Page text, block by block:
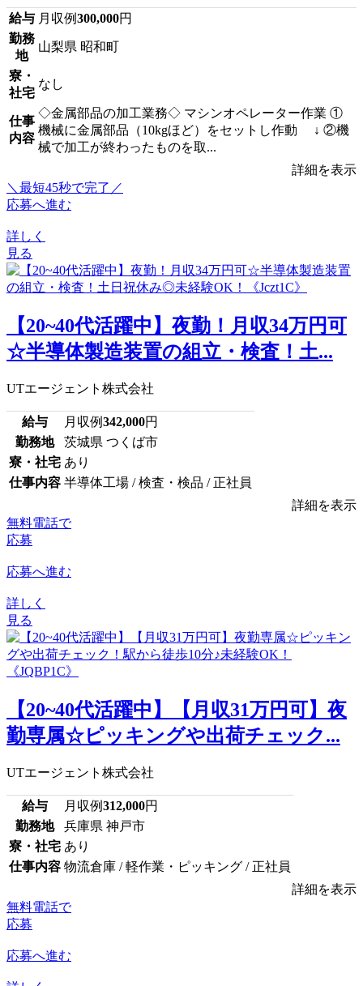
給与 月収例300,000円
勤務
地
山梨県 昭和町
寮・
社宅
なし
仕事
内容
◇金属部品の加工業務◇ マシンオペレーター作業 ①
機械に金属部品（10kgほど）をセットし作動 ↓ ②機
械で加工が終わったものを取...
詳細を表示
＼最短45秒で完了／
応募へ進む
詳しく
見る
【20~40代活躍中】夜勤！月収34万円可
☆半導体製造装置の組立・検査！土...
UTエージェント株式会社
給与 月収例342,000円
勤務地
茨城県 つくば市
寮・社宅 あり
仕事内容 半導体工場 / 検査・検品 / 正社員
詳細を表示
無料電話で
応募
応募へ進む
詳しく
見る
【20~40代活躍中】【月収31万円可】夜
勤専属☆ピッキングや出荷チェック...
UTエージェント株式会社
給与 月収例312,000円
勤務地
兵庫県 神戸市
寮・社宅 あり
仕事内容 物流倉庫 / 軽作業・ピッキング / 正社員
詳細を表示
無料電話で
応募
応募へ進む